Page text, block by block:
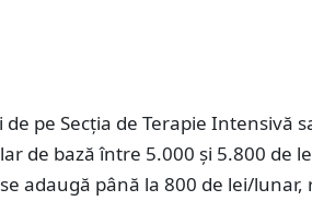
pe Secția de Terapie Intensivă
de bază între 5.000 și 5.800 de
adaugă până la 800 de lei/